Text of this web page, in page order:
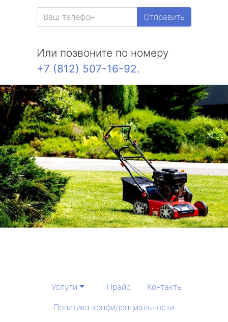
Отправить
Или позвоните по номеру
+7 (812) 507-16-92.
Услуги Прайс
Контакты
Политика конфиденциальности